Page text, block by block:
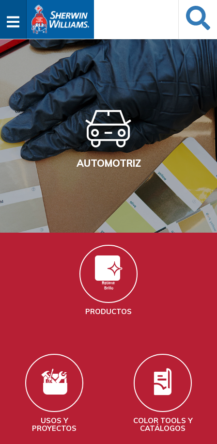
AUTOMOTRIZ
PRODUCTOS
USOS Y
PROYECTOS
COLOR TOOLS Y
CATÁLOGOS